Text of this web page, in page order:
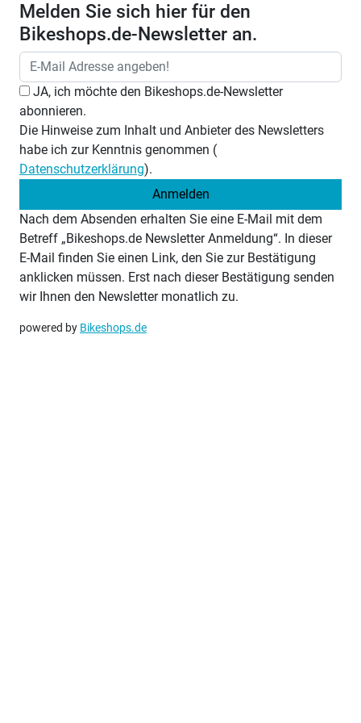
Melden Sie sich hier für den
Bikeshops.de-Newsletter an.
JA, ich möchte den Bikeshops.de-Newsletter
abonnieren.
Die Hinweise zum Inhalt und Anbieter des Newsletters
habe ich zur Kenntnis genommen (
Datenschutzerklärung).
Anmelden
Nach dem Absenden erhalten Sie eine E-Mail mit dem
Betreff „Bikeshops.de Newsletter Anmeldung“. In dieser
E-Mail finden Sie einen Link, den Sie zur Bestätigung
anklicken müssen. Erst nach dieser Bestätigung senden
wir Ihnen den Newsletter monatlich zu.
powered by Bikeshops.de